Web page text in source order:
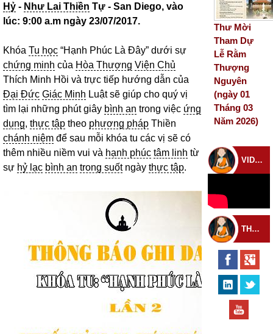
Hỷ - Như Lai Thiền Tự - San Diego, vào
lúc: 9:00 a.m ngày 23/07/2017.
Khóa Tu học “Hạnh Phúc Là Đây” dưới sự
chứng minh của Hòa Thượng Viện Chủ
Thích Minh Hồi và trực tiếp hướng dẫn của
Đại Đức Giác Minh Luật sẽ giúp cho quý vị
tìm lại những phút giây bình an trong việc ứng
dụng, thực tập theo phương pháp Thiền
chánh niệm để sau mỗi khóa tu các vị sẽ có
thêm nhiều niềm vui và hạnh phúc tâm linh từ
sự hỷ lạc bình an trong suốtngày thực tập.
Thư Mời
Tham Dự
Lễ Rằm
Thượng
Nguyên
(ngày 01
Tháng 03
Năm 2026)
VIDEO CHÙA
THEO DÕI THIỀN TỰ